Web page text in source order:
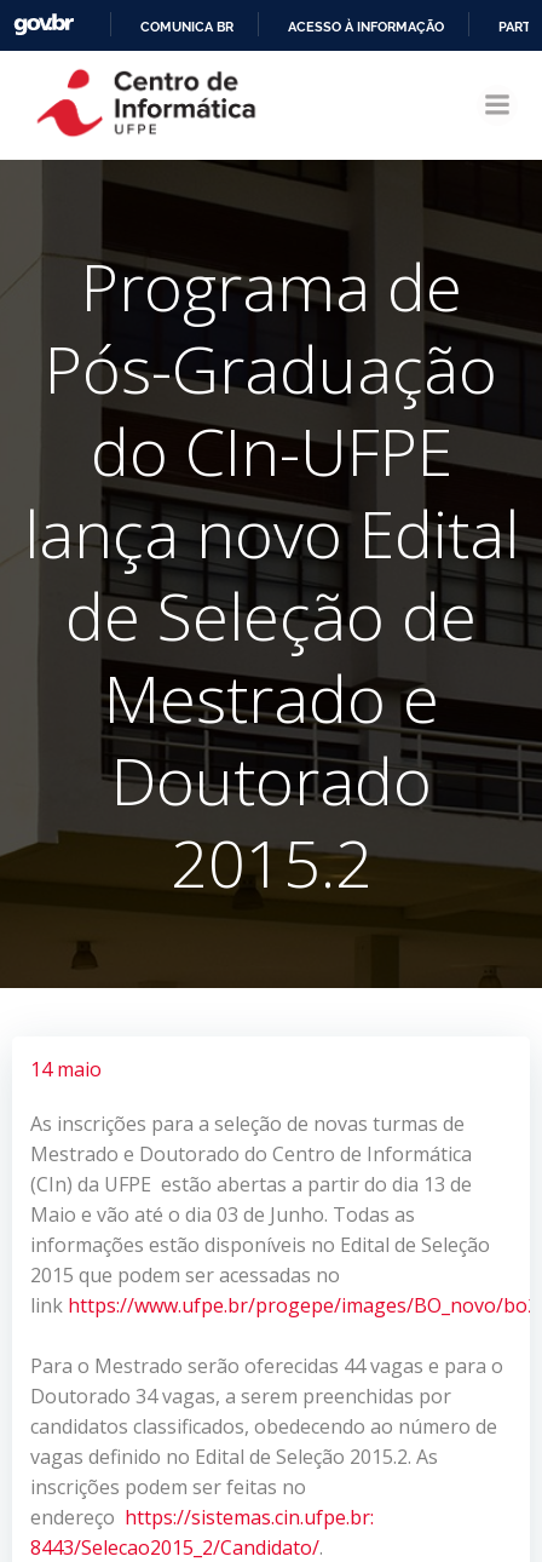
CONTEÚDO
COMUNICA BR ACESSO À INFORMAÇÃO
Programa de
Pós-Graduação
do CIn-UFPE
lança novo Edital
de Seleção de
Mestrado e
Doutorado
2015.2
14 maio
As inscrições para a seleção de novas turmas de
Mestrado e Doutorado do Centro de Informática
(CIn) da UFPE estão abertas a partir do dia 13 de
Maio e vão até o dia 03 de Junho. Todas as
informações estão disponíveis no Edital de Seleção
2015 que podem ser acessadas no
link https://www.ufpe.br/progepe/images/BO_novo/
Para o Mestrado serão oferecidas 44 vagas e para o
Doutorado 34 vagas, a serem preenchidas por
candidatos classificados, obedecendo ao número de
vagas definido no Edital de Seleção 2015.2. As
inscrições podem ser feitas no
endereço https://sistemas.cin.ufpe.br:
8443/Selecao2015_2/Candidato/.